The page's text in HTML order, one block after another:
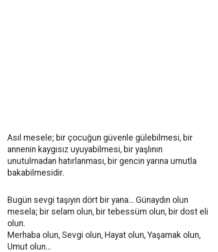
Asıl mesele; bir çocuğun güvenle gülebilmesi, bir
annenin kaygısız uyuyabilmesi, bir yaşlının
unutulmadan hatırlanması, bir gencin yarına umutla
bakabilmesidir.
Bugün sevgi taşıyın dört bir yana… Günaydın olun
mesela; bir selam olun, bir tebessüm olun, bir dost eli
olun.
Merhaba olun, Sevgi olun, Hayat olun, Yaşamak olun,
Umut olun…